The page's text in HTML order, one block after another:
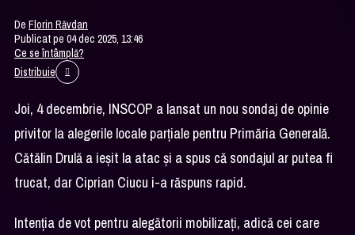
DeFlorin Răvdan
Publicat pe 04 dec 2025, 13:46
Ce se întâmplă?
Distribuie
Joi, 4 decembrie, INSCOP a lansat un nou sondaj de opinie
privitor la alegerile locale parţiale pentru Primăria Generală.
Cătălin Drulă a ieşit la atac şi a spus că sondajul ar putea fi
trucat, dar Ciprian Ciucu i-a răspuns rapid.
Intenția de vot pentru alegătorii mobilizați, adică cei care